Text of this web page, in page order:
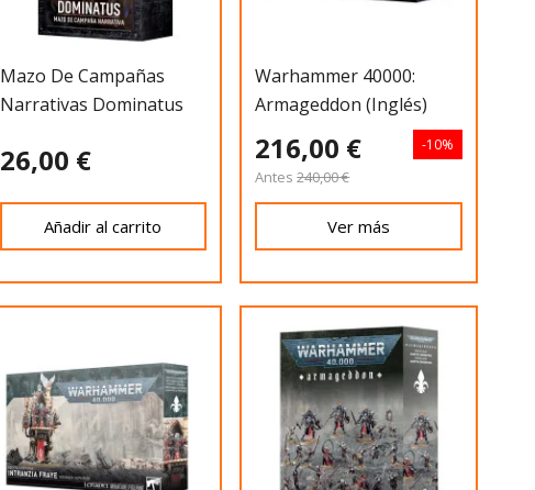
Mazo De Campañas
Narrativas Dominatus
26,00 €
Añadir al carrito
Warhammer 40000:
Armageddon (Inglés)
216,00 €
Antes 240,00 €
-10%
Ver más